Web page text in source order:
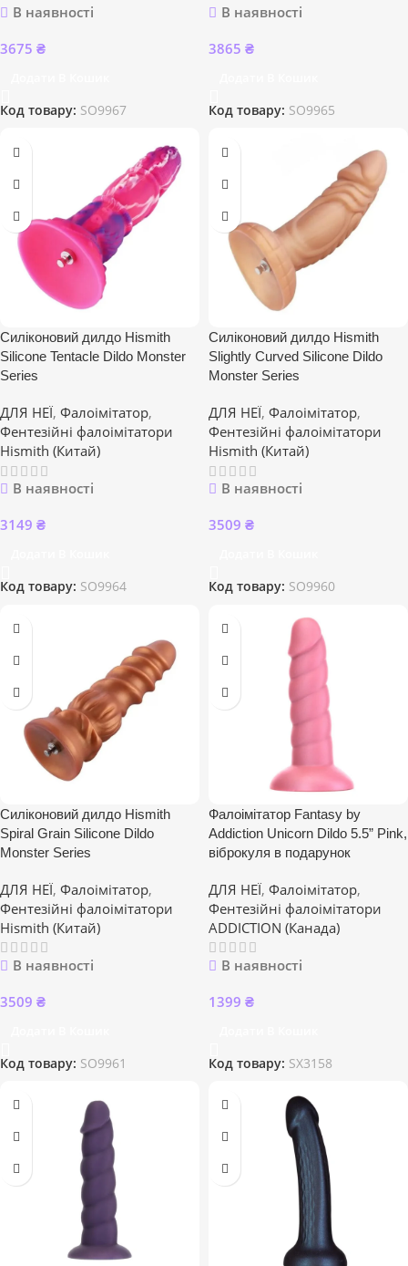
В наявності
3675 ₴
Код товару: SO9967
В наявності
3865 ₴
Код товару: SO9965
Силіконовий дилдо Hismith
Silicone Tentacle Dildo Monster
Series
ДЛЯ НЕЇ, Фалоімітатор,
Фентезійні фалоімітатори
Hismith (Китай)
В наявності
3149 ₴
Код товару: SO9964
Силіконовий дилдо Hismith
Slightly Curved Silicone Dildo
Monster Series
ДЛЯ НЕЇ, Фалоімітатор,
Фентезійні фалоімітатори
Hismith (Китай)
В наявності
3509 ₴
Код товару: SO9960
Силіконовий дилдо Hismith
Spiral Grain Silicone Dildo
Monster Series
ДЛЯ НЕЇ, Фалоімітатор,
Фентезійні фалоімітатори
Hismith (Китай)
В наявності
3509 ₴
Код товару: SO9961
Фалоімітатор Fantasy by
Addiction Unicorn Dildo 5.5” Pink,
віброкуля в подарунок
ДЛЯ НЕЇ, Фалоімітатор,
Фентезійні фалоімітатори
ADDICTION (Канада)
В наявності
1399 ₴
Код товару: SX3158